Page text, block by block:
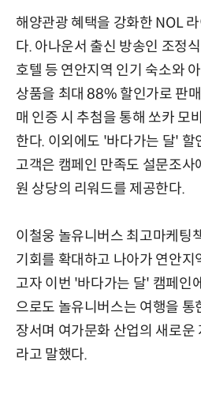
해양관광 혜택을 강화한 NOL
다. 아나운서 출신 방송인 조정
호텔 등 연안지역 인기 숙소와
상품을 최대 88% 할인가로 판
매 인증 시 추첨을 통해 쏘카 모
한다. 이외에도 '바다가는 달' 할
고객은 캠페인 만족도 설문조
원 상당의 리워드를 제공한다.
이철웅 놀유니버스 최고마케팅
기회를 확대하고 나아가 연안지
고자 이번 '바다가는 달' 캠페인
으로도 놀유니버스는 여행을 통
장서며 여가문화 산업의 새로운
라고 말했다.